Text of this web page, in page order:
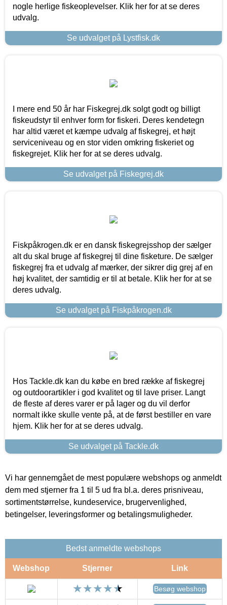
nogle herlige fiskeoplevelser. Klik her for at se deres
udvalg.
Se udvalget på Lystfisk.dk
I mere end 50 år har Fiskegrej.dk solgt godt og billigt
fiskeudstyr til enhver form for fiskeri. Deres kendetegn
har altid været et kæmpe udvalg af fiskegrej, et højt
serviceniveau og en stor viden omkring fiskeriet og
fiskegrejet. Klik her for at se deres udvalg.
Se udvalget på Fiskegrej.dk
Fiskpåkrogen.dk er en dansk fiskegrejsshop der sælger
alt du skal bruge af fiskegrej til dine fisketure. De sælger
fiskegrej fra et udvalg af mærker, der sikrer dig grej af en
høj kvalitet, der samtidig er til at betale. Klik her for at se
deres udvalg.
Se udvalget på Fiskpåkrogen.dk
Hos Tackle.dk kan du købe en bred række af fiskegrej
og outdoorartikler i god kvalitet og til lave priser. Langt
de fleste af deres varer er på lager og du vil derfor
normalt ikke skulle vente på, at de først bestiller en vare
hjem. Klik her for at se deres udvalg.
Se udvalget på Tackle.dk
Vi har gennemgået de mest populære webshops og anmeldt
dem med stjerner fra 1 til 5 ud fra bl.a. deres prisniveau,
sortimentstørrelse, kundeservice, brugervenlighed,
betingelser, leveringsformer og betalingsmuligheder.
Bedst anmeldte webshops
Webshop Stjerner Link
Besøg webshop